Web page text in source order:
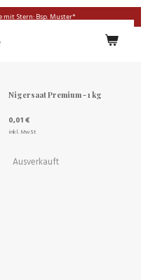
mit Stern: Bsp. Muster*
Nigersaat Premium - 1 kg
0,01 €
inkl. MwSt
Ausverkauft